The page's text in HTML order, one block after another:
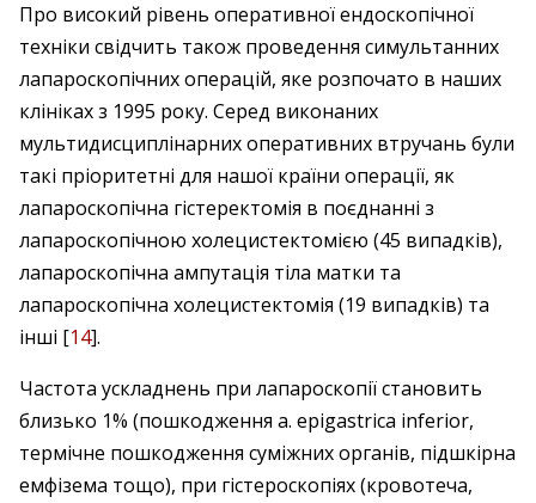
Про високий рівень оперативної ендоскопічної
техніки свідчить також проведення симультанних
лапароскопічних операцій, яке розпочато в наших
клініках з 1995 року. Серед виконаних
мультидисциплінарних оперативних втручань були
такі пріоритетні для нашої країни операції, як
лапароскопічна гістеректомія в поєднанні з
лапароскопічною холецистектомією (45 випадків),
лапароскопічна ампутація тіла матки та
лапароскопічна холецистектомія (19 випадків) та
інші [14].
Частота ускладнень при лапароскопії становить
близько 1% (пошкодження a. epigastrica inferior,
термічне пошкодження суміжних органів, підшкірна
емфізема тощо), при гістероскопіях (кровотеча,